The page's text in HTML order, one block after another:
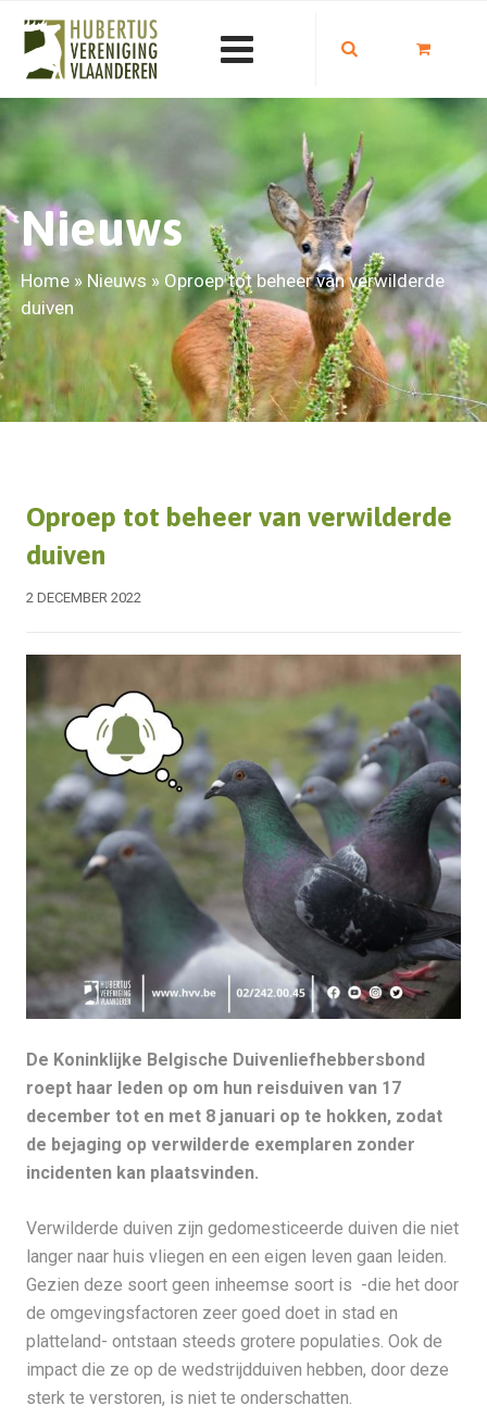
Nieuws
Home» Nieuws » Oproep tot beheer van verwilderde
duiven
Oproep tot beheer van verwilderde
duiven
2 DECEMBER 2022
De Koninklijke Belgische Duivenliefhebbersbond
roept haar leden op om hun reisduiven van 17
december tot en met 8 januari op te hokken, zodat
de bejaging op verwilderde exemplaren zonder
incidenten kan plaatsvinden.
Verwilderde duiven zijn gedomesticeerde duiven die niet
langer naar huis vliegen en een eigen leven gaan leiden.
Gezien deze soort geen inheemse soort is -die het door
de omgevingsfactoren zeer goed doet in stad en
platteland- ontstaan steeds grotere populaties. Ook de
impact die ze op de wedstrijdduiven hebben, door deze
sterk te verstoren, is niet te onderschatten.